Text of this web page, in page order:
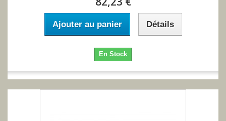
Ajouter au panier Détails
En Stock